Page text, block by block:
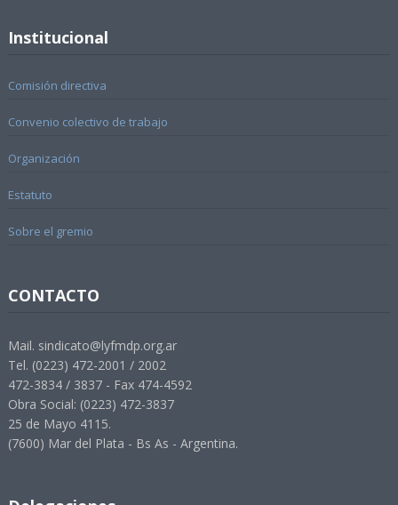
Institucional
Comisión directiva
Convenio colectivo de trabajo
Organización
Estatuto
Sobre el gremio
CONTACTO
Mail. sindicato@lyfmdp.org.ar
Tel. (0223) 472-2001 / 2002
472-3834 / 3837 - Fax 474-4592
Obra Social: (0223) 472-3837
25 de Mayo 4115.
(7600) Mar del Plata - Bs As - Argentina.